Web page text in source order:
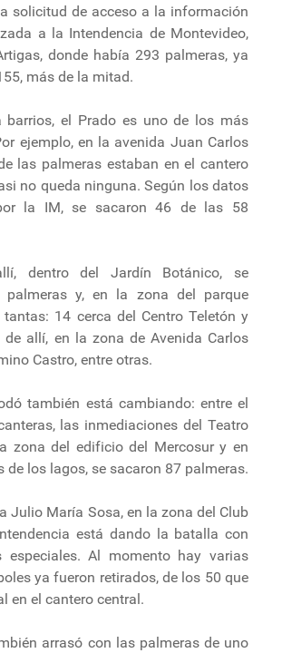
solicitud de acceso a la información
a la Intendencia de Montevideo,
donde había 293 palmeras, ya
más de la mitad.
barrios, el Prado es uno de los más
ejemplo, en la avenida Juan Carlos
las palmeras estaban en el cantero
no queda ninguna. Según los datos
la IM, se sacaron 46 de las 58
dentro del Jardín Botánico, se
palmeras y, en la zona del parque
tantas: 14 cerca del Centro Teletón y
allí, en la zona de Avenida Carlos
Castro, entre otras.
también está cambiando: entre el
las inmediaciones del Teatro
zona del edificio del Mercosur y en
de los lagos, se sacaron 87 palmeras.
Julio María Sosa, en la zona del Club
está dando la batalla con
especiales. Al momento hay varias
ya fueron retirados, de los 50 que
en el cantero central.
arrasó con las palmeras de uno